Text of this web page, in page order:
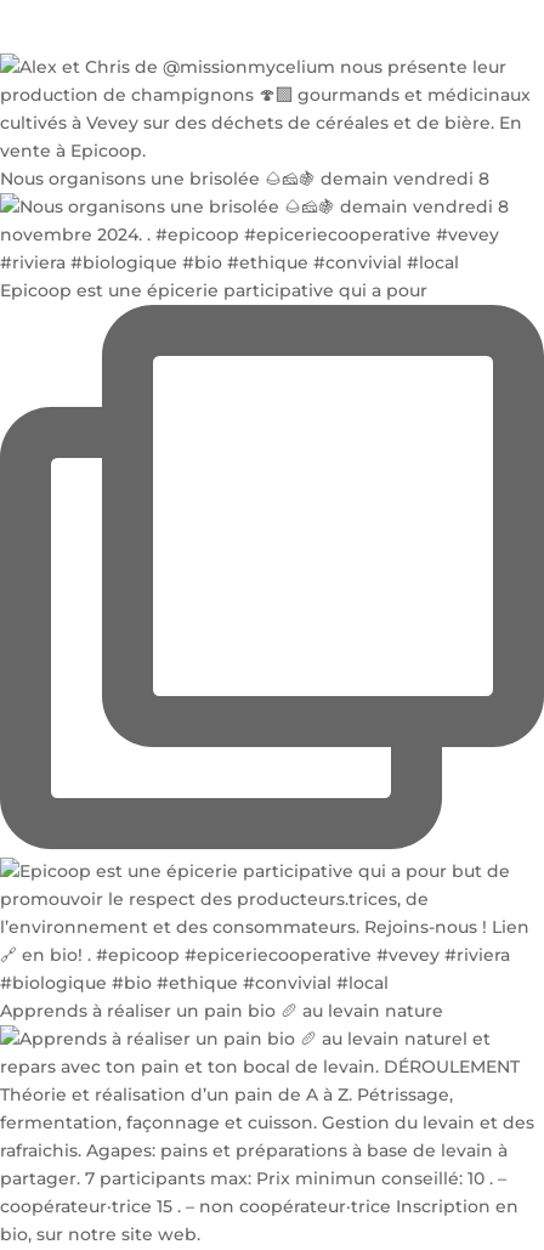
Nous organisons une brisolée 🌰🧀🍇 demain vendredi 8
Epicoop est une épicerie participative qui a pour
Apprends à réaliser un pain bio 🥖 au levain nature